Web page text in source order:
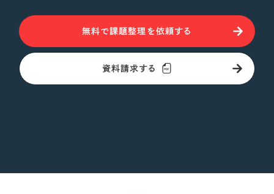
無料で課題整理を依頼する
資料請求する